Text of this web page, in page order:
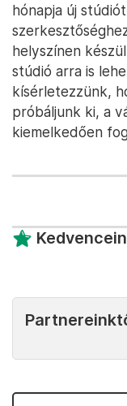
hónapja új
helyszínen
stúdió arra is
kísérletezzünk,
próbáljunk ki, a
kiemelkedően